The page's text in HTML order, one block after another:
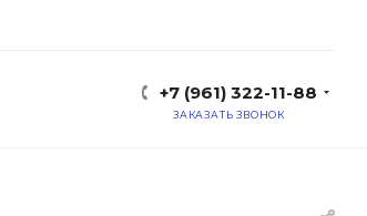
+7 (961) 322-11-88
ЗАКАЗАТЬ ЗВОНОК